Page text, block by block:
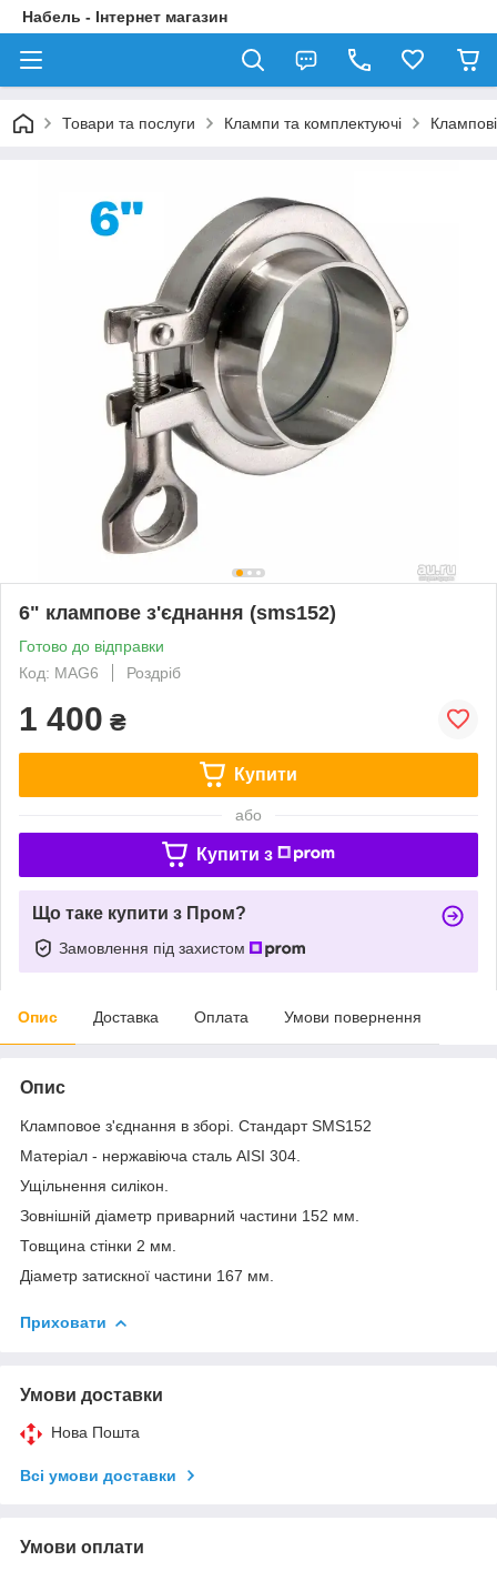
Набель - Інтернет магазин
Товари та послуги Клампи та комплектуючі
6" клампове з'єднання (sms152)
Готово до відправки
Код: MAG6
Роздріб
1 400 ₴
Купити
або
Купити з
Що таке купити з Пром?
Замовлення під захистом
Опис Доставка Оплата Умови повернення
Опис
Кламповое з'єднання в зборі. Стандарт SMS152
Матеріал - нержавіюча сталь AISI 304.
Ущільнення силікон.
Зовнішній діаметр приварний частини 152 мм.
Товщина стінки 2 мм.
Діаметр затискної частини 167 мм.
Приховати
Умови доставки
Нова Пошта
Всі умови доставки
Умови оплати